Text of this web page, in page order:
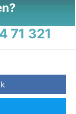
71 321